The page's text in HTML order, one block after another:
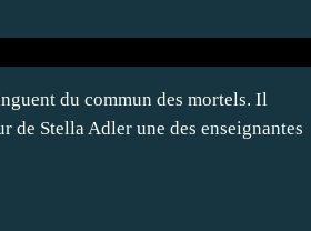
du commun des mortels. Il
Stella Adler une des enseignantes